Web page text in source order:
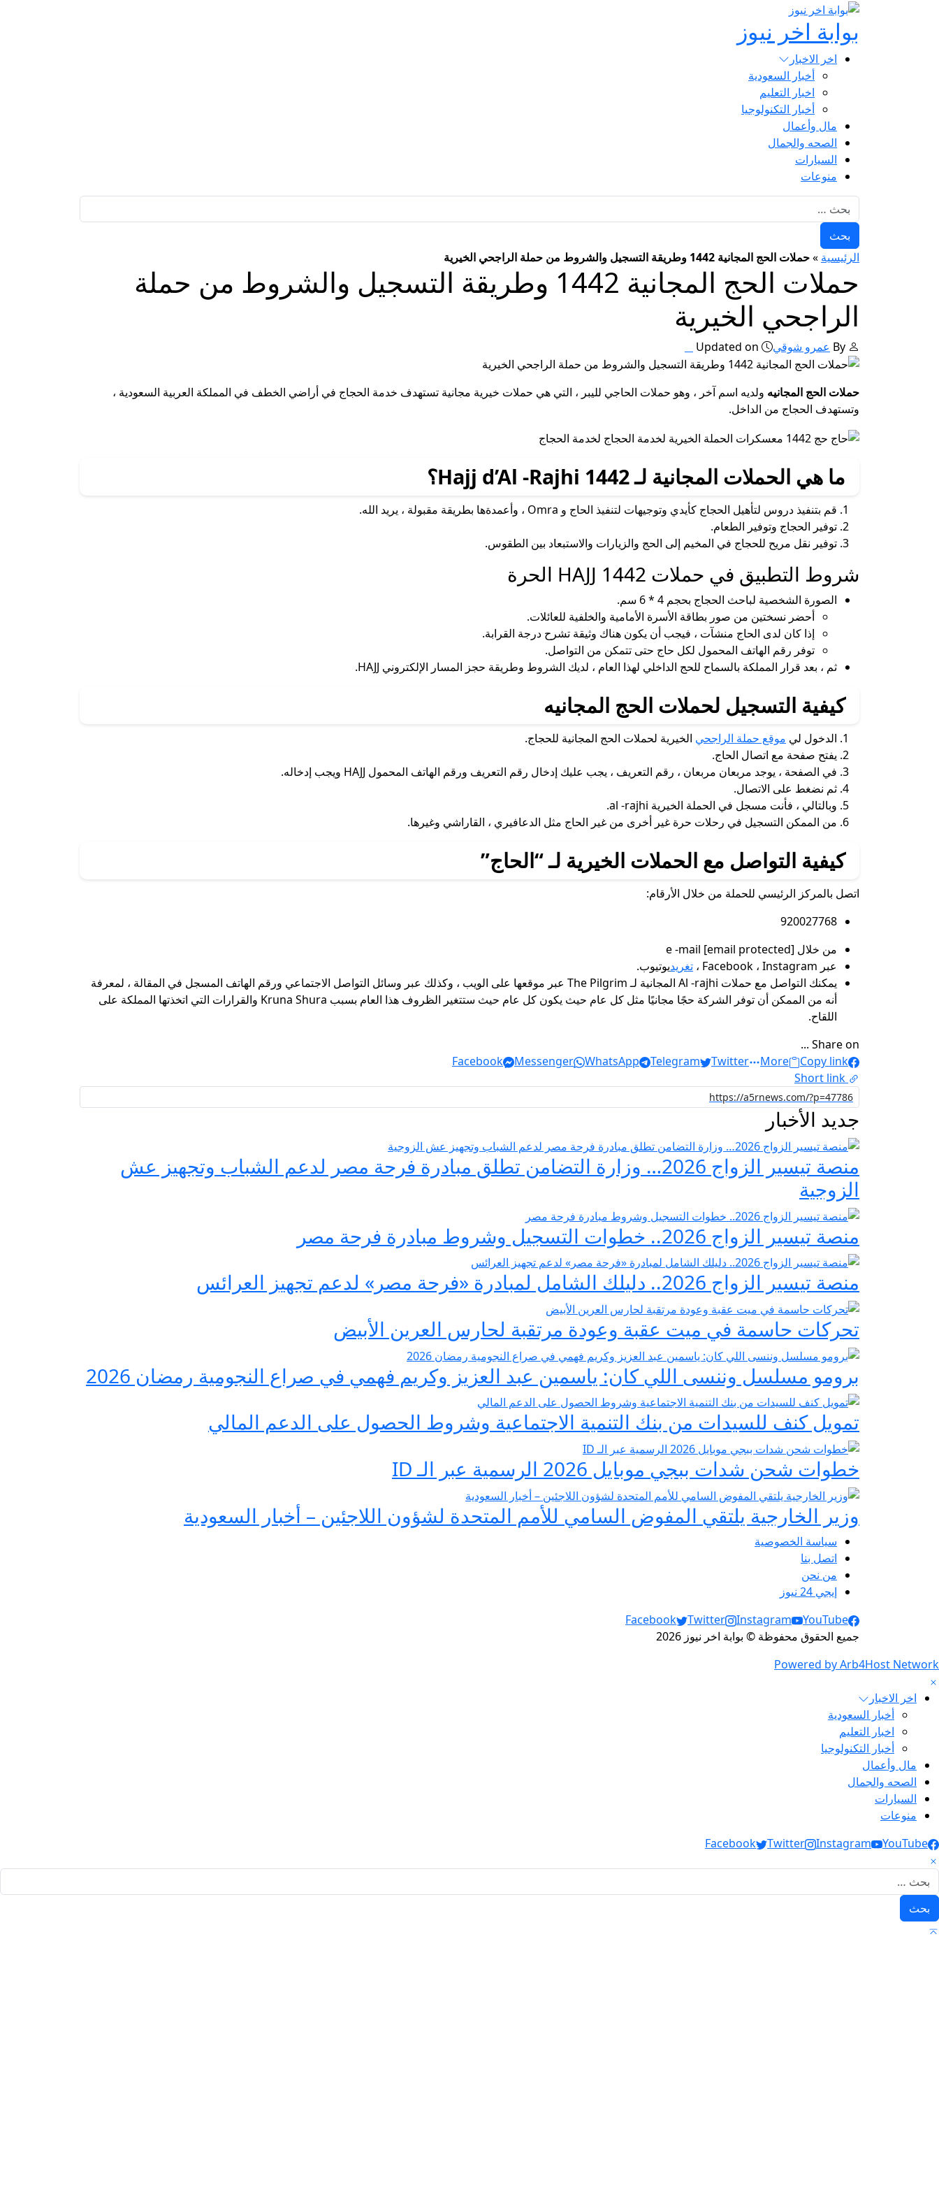
بوابة اخر نيوز
اخر الاخبار
أخبار السعودية
اخبار التعليم
أخبار التكنولوجيا
مال وأعمال
الصحه والجمال
السيارات
منوعات
الرئيسية »حملات الحج المجانية 1442 وطريقة التسجيل والشروط من حملة الراجحي الخيرية
حملات الحج المجانية 1442 وطريقة التسجيل والشروط من حملة
الراجحي الخيرية
By عمرو شوقي Updated on
حملات الحج المجانيه ولديه اسم آخر ، وهو حملات الحاجي لليبر ، التي هي حملات خيرية مجانية تستهدف خدمة الحجاج في أراضي الخطف في المملكة العربية السعودية ،
وتستهدف الحجاج من الداخل.
ما هي الحملات المجانية لـ Hajj d’Al -Rajhi 1442؟
قم بتنفيذ دروس لتأهيل الحجاج كأيدي وتوجيهات لتنفيذ الحاج و Omra ، وأعمدةها بطريقة مقبولة ، يريد الله.
توفير الحجاج وتوفير الطعام.
توفير نقل مريح للحجاج في المخيم إلى الحج والزيارات والاستبعاد بين الطقوس.
شروط التطبيق في حملات HAJJ 1442 الحرة
الصورة الشخصية لباحث الحجاج بحجم 4 * 6 سم.
أحضر نسختين من صور بطاقة الأسرة الأمامية والخلفية للعائلات.
إذا كان لدى الحاج منشآت ، فيجب أن يكون هناك وثيقة تشرح درجة القرابة.
توفر رقم الهاتف المحمول لكل حاج حتى تتمكن من التواصل.
ثم ، بعد قرار المملكة بالسماح للحج الداخلي لهذا العام ، لديك الشروط وطريقة حجز المسار الإلكتروني HAJJ.
كيفية التسجيل لحملات الحج المجانيه
الدخول لي موقع حملة الراجحي الخيرية لحملات الحج المجانية للحجاج.
يفتح صفحة مع اتصال الحاج.
في الصفحة ، يوجد مربعان مربعان ، رقم التعريف ، يجب عليك إدخال رقم التعريف ورقم الهاتف المحمول HAJJ ويجب إدخاله.
ثم نضغط على الاتصال.
وبالتالي ، فأنت مسجل في الحملة الخيرية al -rajhi.
من الممكن التسجيل في رحلات حرة غير أخرى من غير الحاج مثل الدعافيري ، القاراشي وغيرها.
كيفية التواصل مع الحملات الخيرية لـ “الحاج”
اتصل بالمركز الرئيسي للحملة من خلال الأرقام:
920027768
من خلال e -mail [email protected]
عبر Facebook ، Instagram ،
تغريديوتيوب.
يمكنك التواصل مع حملات Al -rajhi المجانية لـ The Pilgrim عبر موقعها على الويب ، وكذلك عبر وسائل التواصل الاجتماعي ورقم الهاتف المسجل في المقالة ، لمعرفة
أنه من الممكن أن توفر الشركة حجًا مجانيًا مثل كل عام حيث يكون كل عام حيث ستتغير الظروف هذا العام بسبب Kruna Shura والقرارات التي اتخذتها المملكة على
اللقاح.
Share on ...
Facebook
Messenger WhatsApp Telegram Twitter More
Copy link
Short link
جديد الأخبار
منصة تيسير الزواج 2026… وزارة التضامن تطلق مبادرة فرحة مصر لدعم الشباب وتجهيز عش
الزوجية
منصة تيسير الزواج 2026.. خطوات التسجيل وشروط مبادرة فرحة مصر
منصة تيسير الزواج 2026.. دليلك الشامل لمبادرة «فرحة مصر» لدعم تجهيز العرائس
تحركات حاسمة في ميت عقبة وعودة مرتقبة لحارس العرين الأبيض
برومو مسلسل وننسى اللي كان: ياسمين عبد العزيز وكريم فهمي في صراع النجومية رمضان 2026
تمويل كنف للسيدات من بنك التنمية الاجتماعية وشروط الحصول على الدعم المالي
خطوات شحن شدات ببجي موبايل 2026 الرسمية عبر الـ ID
وزير الخارجية يلتقي المفوض السامي للأمم المتحدة لشؤون اللاجئين – أخبار السعودية
سياسة الخصوصية
اتصل بنا
من نحن
إيجي 24 نيوز
Social Links
Facebook Twitter Instagram
YouTube
جميع الحقوق محفوظة © بوابة اخر نيوز 2026
Powered by Arb4Host Network
اخر الاخبار
أخبار السعودية
اخبار التعليم
أخبار التكنولوجيا
مال وأعمال
الصحه والجمال
السيارات
منوعات
Social Links
Facebook Twitter Instagram YouTube